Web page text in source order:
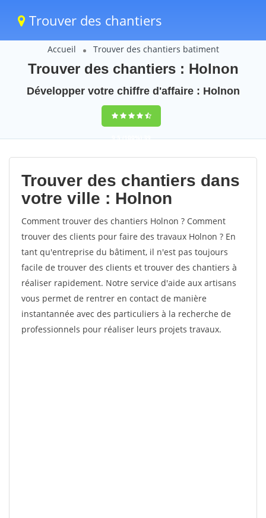
Trouver des chantiers
Accueil Trouver des chantiers batiment
Trouver des chantiers : Holnon
Développer votre chiffre d'affaire : Holnon
9,5(100%)39
votes
Trouver des chantiers dans
votre ville : Holnon
Comment trouver des chantiers Holnon ? Comment
trouver des clients pour faire des travaux Holnon ? En
tant qu'entreprise du bâtiment, il n'est pas toujours
facile de trouver des clients et trouver des chantiers à
réaliser rapidement. Notre service d'aide aux artisans
vous permet de rentrer en contact de manière
instantannée avec des particuliers à la recherche de
professionnels pour réaliser leurs projets travaux.